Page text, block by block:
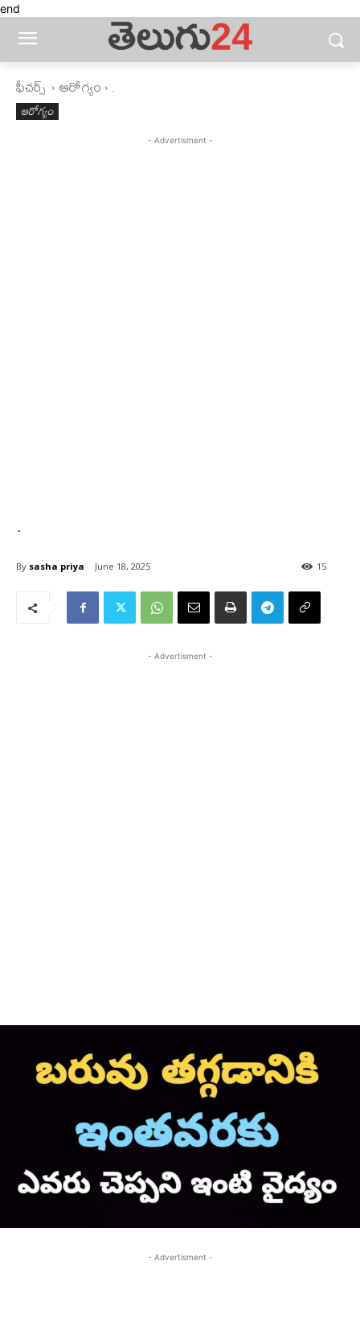
end
ఫీచ‌ర్స్ ‌ ఆరోగ్యం .
ఆరోగ్యం
- Advertisment -
.
By sasha priya June 18, 2025 15
- Advertisment -
- Advertisment -